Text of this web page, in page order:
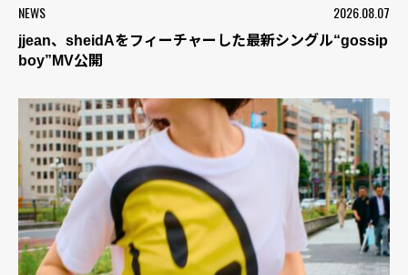
NEWS 2026.08.07
jjean、sheidAをフィーチャーした最新シングル“gossip
boy”MV公開